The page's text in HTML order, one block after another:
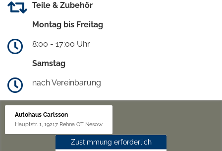
Teile & Zubehör
Montag bis Freitag
8:00 - 17:00 Uhr
Samstag
nach Vereinbarung
Autohaus Carlsson
Hauptstr. 1, 19217 Rehna OT Nesow
Zustimmung erforderlich